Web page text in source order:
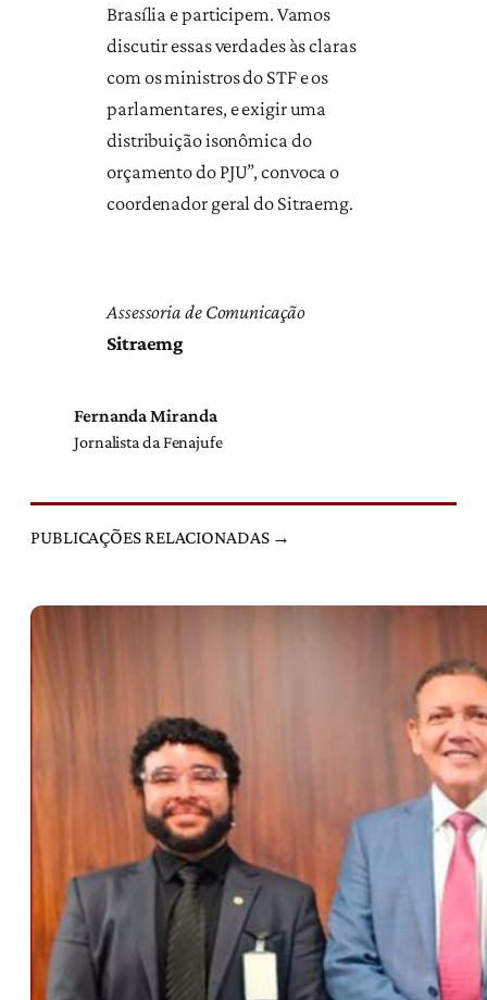
Brasília e participem. Vamos
discutir essas verdades às claras
com os ministros do STF e os
parlamentares, e exigir uma
distribuição isonômica do
orçamento do PJU”, convoca o
coordenador geral do Sitraemg.
Assessoria de Comunicação
Sitraemg
Fernanda Miranda
Jornalista da Fenajufe
PUBLICAÇÕES RELACIONADAS →